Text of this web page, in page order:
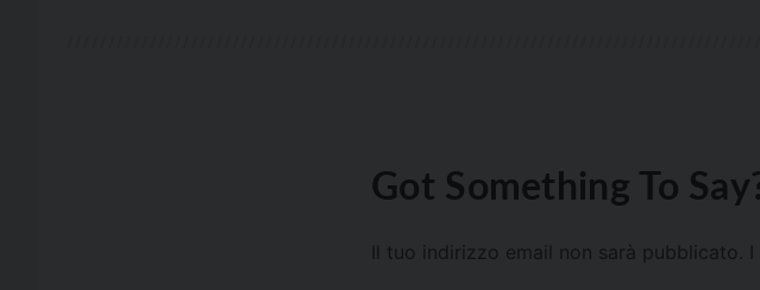
Got Something To
Il tuo indirizzo email non sarà pubblicato.